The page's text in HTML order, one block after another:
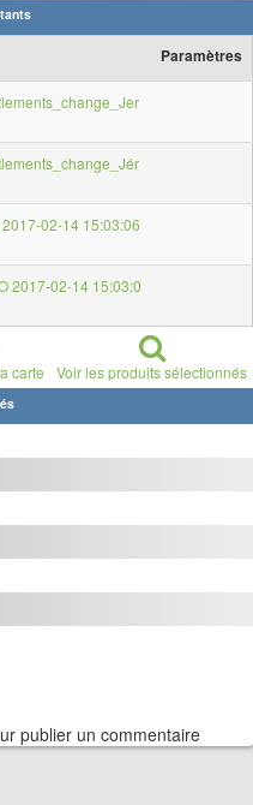
Paramètres
02-14 15:03:06
2017-02-14 15:03:0
carte Voir les produits sélectionnés
publier un commentaire